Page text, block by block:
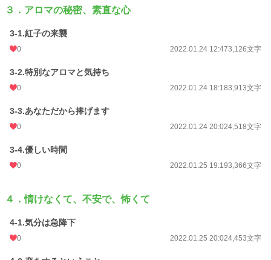
３．アロマの秘密、素直な心
3-1.紅子の来襲
0 2022.01.24 12:473,126文字
3-2.特別なアロマと気持ち
0 2022.01.24 18:183,913文字
3-3.あなただから捧げます
0 2022.01.24 20:024,518文字
3-4.優しい時間
0 2022.01.25 19:193,366文字
４．情けなくて、不安で、怖くて
4-1.気分は急降下
0 2022.01.25 20:024,453文字